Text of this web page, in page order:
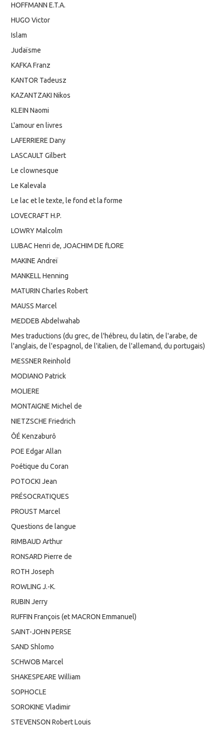
HOFFMANN E.T.A.
HUGO Victor
Islam
Judaïsme
KAFKA Franz
KANTOR Tadeusz
KAZANTZAKI Nikos
KLEIN Naomi
L'amour en livres
LAFERRIERE Dany
LASCAULT Gilbert
Le clownesque
Le Kalevala
Le lac et le texte, le fond et la forme
LOVECRAFT H.P.
LOWRY Malcolm
LUBAC Henri de, JOACHIM DE fLORE
MAKINE Andreï
MANKELL Henning
MATURIN Charles Robert
MAUSS Marcel
MEDDEB Abdelwahab
Mes traductions (du grec, de l'hébreu, du latin, de l'arabe, de
l'anglais, de l'espagnol, de l'italien, de l'allemand, du portugais)
MESSNER Reinhold
MODIANO Patrick
MOLIERE
MONTAIGNE Michel de
NIETZSCHE Friedrich
ÔÉ Kenzaburô
POE Edgar Allan
Poétique du Coran
POTOCKI Jean
PRÉSOCRATIQUES
PROUST Marcel
Questions de langue
RIMBAUD Arthur
RONSARD Pierre de
ROTH Joseph
ROWLING J.-K.
RUBIN Jerry
RUFFIN François (et MACRON Emmanuel)
SAINT-JOHN PERSE
SAND Shlomo
SCHWOB Marcel
SHAKESPEARE William
SOPHOCLE
SOROKINE Vladimir
STEVENSON Robert Louis